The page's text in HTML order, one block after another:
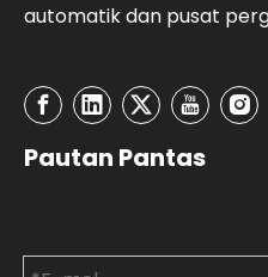
automatik dan pusat
Pautan Pantas